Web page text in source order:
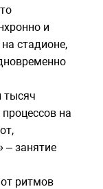
и
стадионе,
тысяч
на
– занятие
ритмов